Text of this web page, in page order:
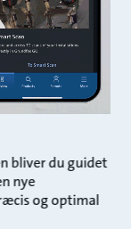
bliver du guidet
nye
og optimal